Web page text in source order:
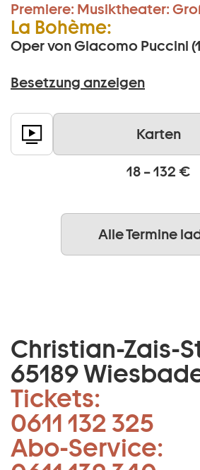
Premiere: Musiktheater:
La Bohème:
Oper von Giacomo Puccini
Besetzung anzeigen
Karten
18 – 132 €
Alle Termine
Christian-Zais-
65189
Tickets:
0611 132 325
Abo-Service: